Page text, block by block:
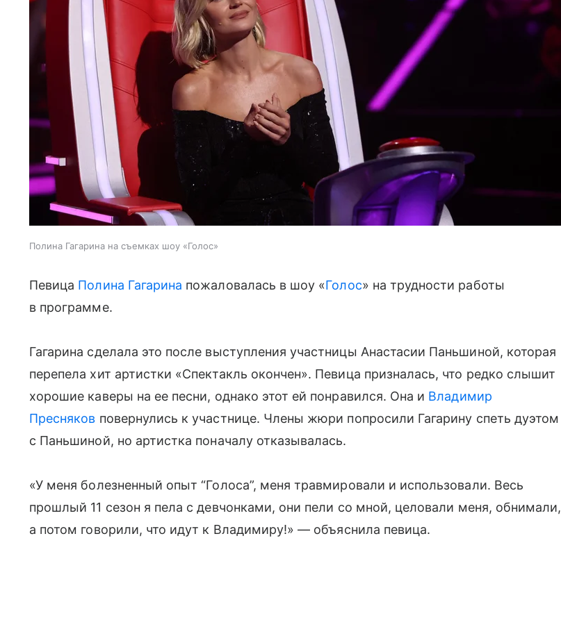
Полина Гагарина на съемках шоу «Голос»
Певица Полина Гагарина пожаловалась в шоу «Голос» на трудности работы
в программе.
Гагарина сделала это после выступления участницы Анастасии Паньшиной, которая
перепела хит артистки «Спектакль окончен». Певица призналась, что редко слышит
хорошие каверы на ее песни, однако этот ей понравился. Она и Владимир
Пресняков повернулись к участнице. Члены жюри попросили Гагарину спеть дуэтом
с Паньшиной, но артистка поначалу отказывалась.
«У меня болезненный опыт “Голоса”, меня травмировали и использовали. Весь
прошлый 11 сезон я пела с девчонками, они пели со мной, целовали меня, обнимали,
а потом говорили, что идут к Владимиру!» — объяснила певица.